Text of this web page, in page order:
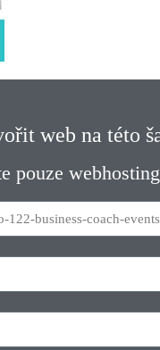
web na této
pouze